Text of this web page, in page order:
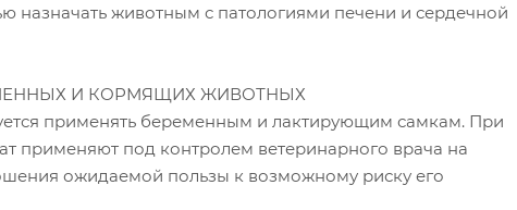
назначать животным с патологиями печени и сердечной
И КОРМЯЩИХ ЖИВОТНЫХ
применять беременным и лактирующим самкам. При
применяют под контролем ветеринарного врача на
ожидаемой пользы к возможному риску его